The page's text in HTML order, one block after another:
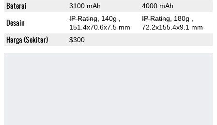
Baterai 3100 mAh 4000 mAh
Desain IP Rating, 140g
151.4x70.6x7.5 mm
IP Rating, 180g
72.2x155.4x9.1 mm
Harga (Sekitar) $300